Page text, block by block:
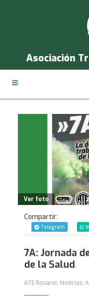
Asociación
Ver foto
Compartir:
Telegram
7A: Jornada
de la Salud
ATE Rosario. Noticias.